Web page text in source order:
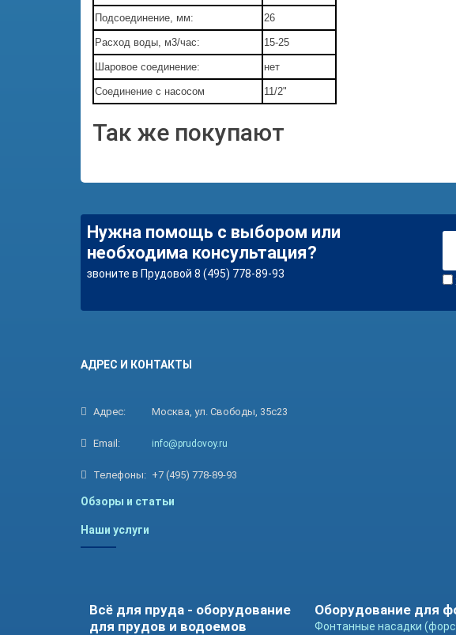
Подсоединение, мм: 26
Расход воды, м3/час: 15-25
Шаровое соединение: нет
Соединение с насосом 11/2"
Так же покупают
Нужна помощь с выбором или
необходима консультация?
звоните в Прудовой 8 (495) 778-89-93
АДРЕС И КОНТАКТЫ
Адрес: Москва, ул. Свободы, 35с23
Email: info@prudovoy.ru
Телефоны: +7 (495) 778-89-93
Обзоры и статьи
Наши услуги
Всё для пруда - оборудование
для прудов и водоемов
Оборудование для
Фонтанные насадки